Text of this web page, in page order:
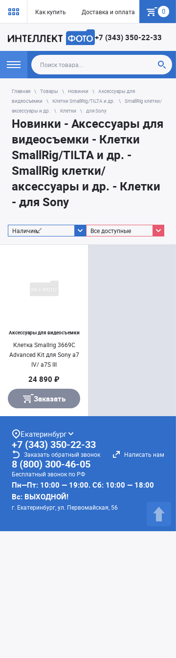
Как купить Доставка и оплата Гарантия
0
+7 (343) 350-22-33
Главная Товары Новинки
Аксессуары для
видеосъемки
Клетки SmallRig/TILTA и др.
SmallRig клетки/
аксессуары и др.
Клетки для Sony
Новинки - Аксессуары для
видеосъемки - Клетки
SmallRig/TILTA и др. -
SmallRig клетки/
аксессуары и др. - Клетки
- для Sony
Наличие Все доступные
Аксессуары для видеосъемки
Клетка Smallrig 3669C
Advanced Kit для Sony a7
IV/ a7S III
24 890 ₽
Заказать
Екатеринбург
+7 (343) 350-22-33
Заказать обратный звонок Написать нам
8 (800) 300-46-05
Бесплатный звонок по РФ
Пн—Пт: 10:00 — 19:00. Сб: 10:00 — 18:00
Вс: ВЫХОДНОЙ!
г. Екатеринбург, ул. Первомайская, 56